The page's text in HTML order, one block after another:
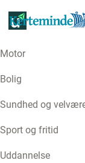
Motor
Bolig
Sundhed og
Sport og fritid
Uddannelse